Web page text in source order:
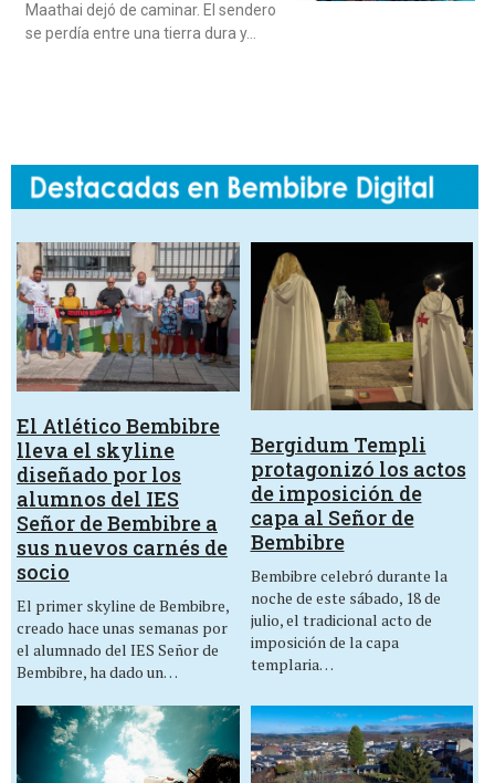
Maathai dejó de caminar. El sendero
se perdía entre una tierra dura y…
El Atlético Bembibre
lleva el skyline
diseñado por los
alumnos del IES
Señor de Bembibre a
sus nuevos carnés de
socio
El primer skyline de Bembibre,
creado hace unas semanas por
el alumnado del IES Señor de
Bembibre, ha dado un…
Bergidum Templi
protagonizó los actos
de imposición de
capa al Señor de
Bembibre
Bembibre celebró durante la
noche de este sábado, 18 de
julio, el tradicional acto de
imposición de la capa
templaria…